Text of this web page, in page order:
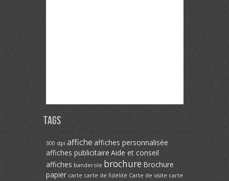
Tags
300 dpi affiche affiches personnalisée
affiches publicitaire Aide et conseil
affiches banderole brochure Brochure
papier carte carte de fidélité Carte de visite carte